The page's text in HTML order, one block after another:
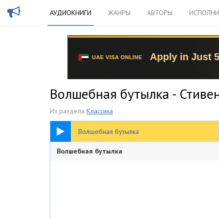
АУДИОКНИГИ ЖАНРЫ АВТОРЫ
Волшебная бутылка -
Из раздела Классика
Волшебная бутылка
1:24:18
Волшебная бутылка